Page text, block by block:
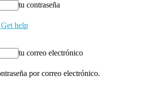
tu contraseña
help
tu correo electrónico
por correo electrónico.